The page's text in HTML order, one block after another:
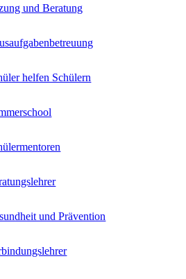
und Beratung
helfen Schülern
und Prävention